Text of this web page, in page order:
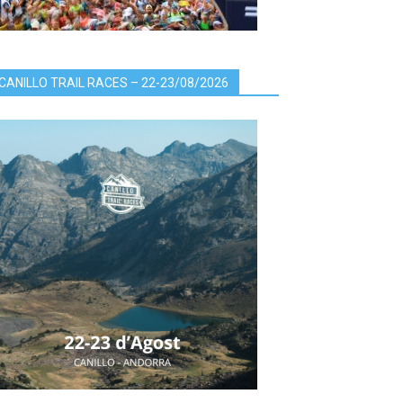
TRAIL RACES – 22-23/08/2026